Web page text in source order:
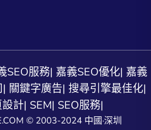
SEO服務| 嘉義SEO優化| 嘉義
| 關鍵字廣告| 搜尋引擎最佳化|
計| SEM| SEO服務|
© 2003-2024 中國·深圳